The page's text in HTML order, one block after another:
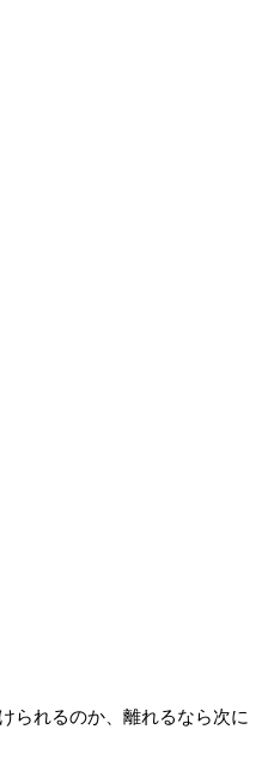
られるのか、離れるなら次に